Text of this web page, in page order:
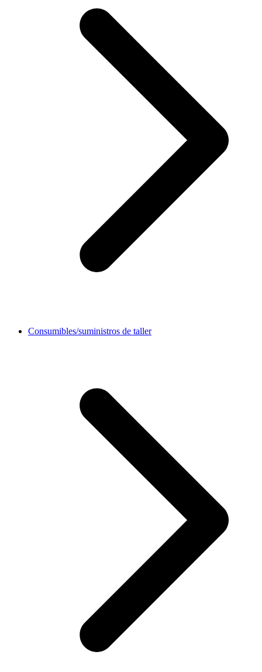
Consumibles/suministros de taller